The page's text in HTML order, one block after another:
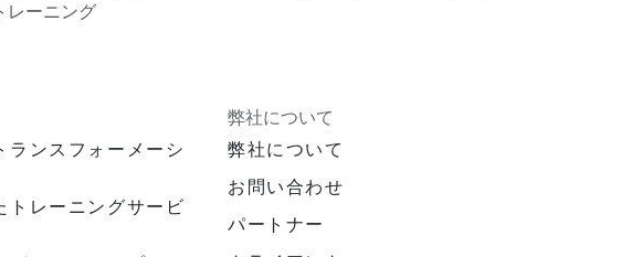
レーニング
ランスフォーメーシ
トレーニングサービ
弊社について
弊社について
お問い合わせ
パートナー